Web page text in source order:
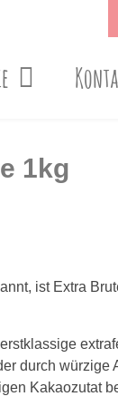
1kg
ist Extra
durch würzige
Kakaozutat